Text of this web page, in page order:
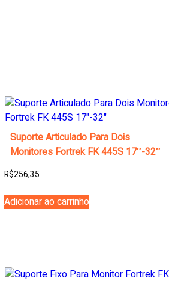
Suporte Articulado Para Dois
Monitores Fortrek FK 445S 17″-32″
R$256,35
Adicionar ao carrinho